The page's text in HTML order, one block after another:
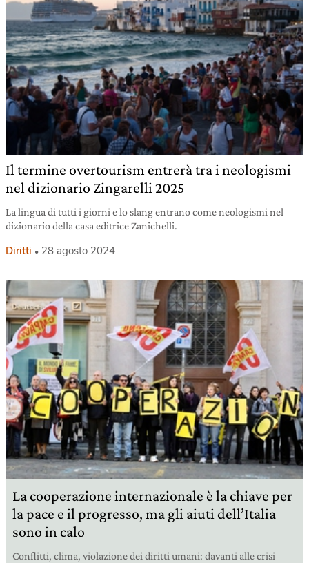
Il termine overtourism entrerà tra i neologismi
nel dizionario Zingarelli 2025
La lingua di tutti i giorni e lo slang entrano come neologismi nel
dizionario della casa editrice Zanichelli.
Diritti 28 agosto 2024
La cooperazione internazionale è la chiave per
la pace e il progresso, ma gli aiuti dell’Italia
sono in calo
Conflitti, clima, violazione dei diritti umani: davanti alle crisi